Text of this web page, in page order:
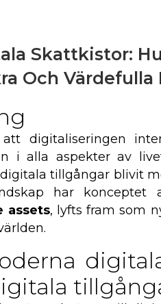
Skattkistor:
Och
digitaliseringen
i alla aspekter av
tillgångar blivit
har
assets, lyfts fram som